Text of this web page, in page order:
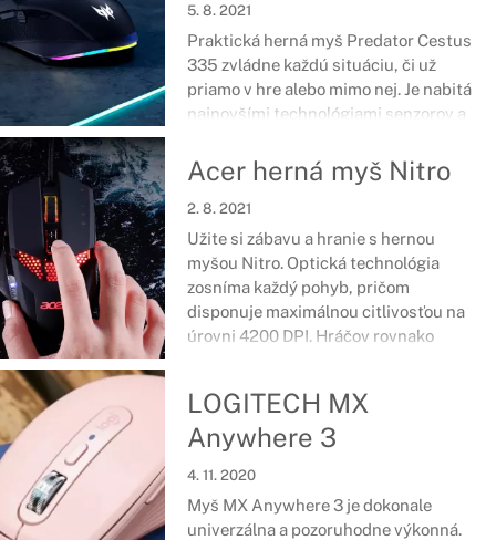
5. 8. 2021
Praktická herná myš Predator Cestus
335 zvládne každú situáciu, či už
priamo v hre alebo mimo nej. Je nabitá
najnovšími technológiami senzorov a
posúvaním, vďaka ktorému budete o
krok vpred pred svojimi súpermi.
Acer herná myš Nitro
2. 8. 2021
Užite si zábavu a hranie s hernou
myšou Nitro. Optická technológia
zosníma každý pohyb, pričom
disponuje maximálnou citlivosťou na
úrovni 4200 DPI. Hráčov rovnako
Vďaka svojmu tvaru ľahko a pohodlne
padne do ruky a umožní naplno sa
venovať hre.
LOGITECH MX
Anywhere 3
4. 11. 2020
Myš MX Anywhere 3 je dokonale
univerzálna a pozoruhodne výkonná.